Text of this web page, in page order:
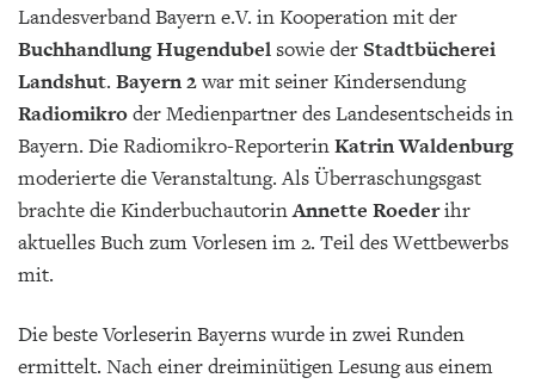
Landesverband Bayern e.V. in Kooperation mit der
Buchhandlung Hugendubel sowie der Stadtbücherei
Landshut. Bayern 2war mit seiner Kindersendung
Radiomikroder Medienpartner des Landesentscheids in
Bayern. Die Radiomikro-ReporterinKatrin Waldenburg
moderierte die Veranstaltung. Als Überraschungsgast
brachte die KinderbuchautorinAnnette Roederihr
aktuelles Buch zum Vorlesen im 2. Teil des Wettbewerbs
mit.
Die beste Vorleserin Bayerns wurde in zwei Runden
ermittelt. Nach einer dreiminütigen Lesung aus einem